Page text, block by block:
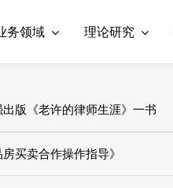
务领域 理论研究
版《老许的律师生涯》一书
买卖合作操作指导》